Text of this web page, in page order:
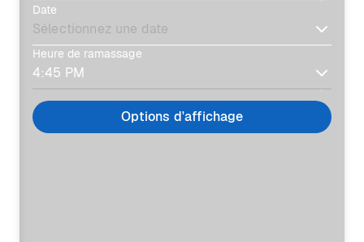
Date
Heure de ramassage
Options d'affichage